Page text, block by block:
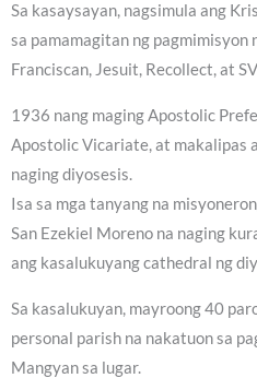
Sa kasaysayan, nagsimula ang
sa pamamagitan ng pagmimisyon
Franciscan, Jesuit, Recollect, at
1936 nang maging Apostolic
Apostolic Vicariate, at makalipas
naging diyosesis.
Isa sa mga tanyang na
San Ezekiel Moreno na naging
ang kasalukuyang cathedral ng
Sa kasalukuyan, mayroong 40
personal parish na nakatuon sa
Mangyan sa lugar.